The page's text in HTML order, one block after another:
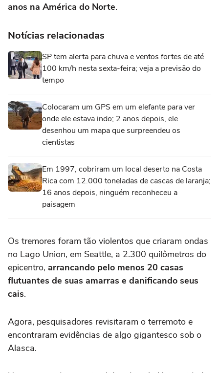
anos na América do Norte.
Notícias relacionadas
SP tem alerta para chuva e ventos fortes de até
100 km/h nesta sexta-feira; veja a previsão do
tempo
Colocaram um GPS em um elefante para ver
onde ele estava indo; 2 anos depois, ele
desenhou um mapa que surpreendeu os
cientistas
Em 1997, cobriram um local deserto na Costa
Rica com 12.000 toneladas de cascas de laranja;
16 anos depois, ninguém reconheceu a
paisagem
Os tremores foram tão violentos que criaram ondas
no Lago Union, em Seattle, a 2.300 quilômetros do
epicentro, arrancando pelo menos 20 casas
flutuantes de suas amarras e danificando seus
cais.
Agora, pesquisadores revisitaram o terremoto e
encontraram evidências de algo gigantesco sob o
Alasca.